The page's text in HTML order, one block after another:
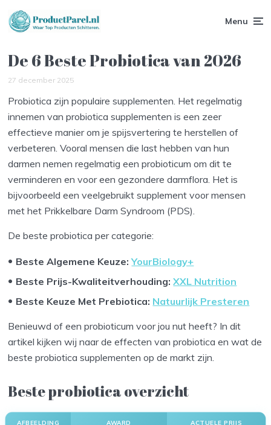
Menu
De 6 Beste Probiotica van 2026
27 december 2025
Probiotica zijn populaire supplementen. Het regelmatig
innemen van probiotica supplementen is een zeer
effectieve manier om je spijsvertering te herstellen of
verbeteren. Vooral mensen die last hebben van hun
darmen nemen regelmatig een probioticum om dit te
verminderen en voor een gezondere darmflora. Het is
bijvoorbeeld een veelgebruikt supplement voor mensen
met het Prikkelbare Darm Syndroom (PDS).
De beste probiotica per categorie:
Beste Algemene Keuze:YourBiology+
Beste Prijs-Kwaliteitverhouding:XXL Nutrition
Beste Keuze Met Prebiotica: Natuurlijk Presteren
Benieuwd of een probioticum voor jou nut heeft? In dit
artikel kijken wij naar de effecten van probiotica en wat de
beste probiotica supplementen op de markt zijn.
Beste probiotica overzicht
AFBEELDING AWARD ACTUELE PRIJS